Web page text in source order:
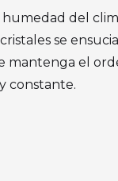
del
se
mantenga el
constante.